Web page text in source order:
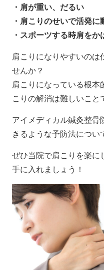
・肩が重い、だるい
・肩こりのせいで活発に
・スポーツする時肩をか
肩こりになりやすいのは
せんか？
肩こりになっている根本
こりの解消は難しいこと
アイメディカル鍼灸整骨
きるような予防法につい
ぜひ当院で肩こりを楽に
手に入れましょう！